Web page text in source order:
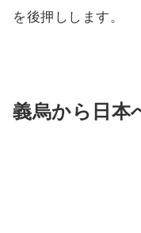
を後押しします。
義烏から日本